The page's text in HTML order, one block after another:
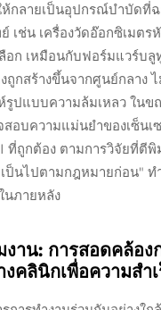
ห้กลายเป็นอุปกรณ์บําบัดที่
ช่น เครื่องวัดอ๊อกซิเมตร
ลือก เหมือนกับฟอร์มแว
ถูกสร้างขึ้นจากศูนย์กลาง
รูปแบบความล้มเหลว ใน
อบความแม่นยําของเซ็นเ
ที่ถูกต้อง ตามการวิจัยที่
นไปตามกฎหมายก่อน"
นภายหลัง
าน: การสอดคล้อ
คลินิกเพื่อความสํา